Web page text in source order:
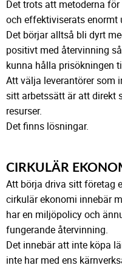
Det trots att metoderna
och effektiviserats enormt
Det börjar alltså bli dyrt
positivt med återvinning
kunna hålla prisökningen
Att välja leverantörer som
sitt arbetssätt är att direkt
resurser.
Det finns lösningar.
CIRKULÄR
Att börja driva sitt företag
cirkulär ekonomi innebär
har en miljöpolicy och
fungerande återvinning.
Det innebär att inte köpa
inte har med ens